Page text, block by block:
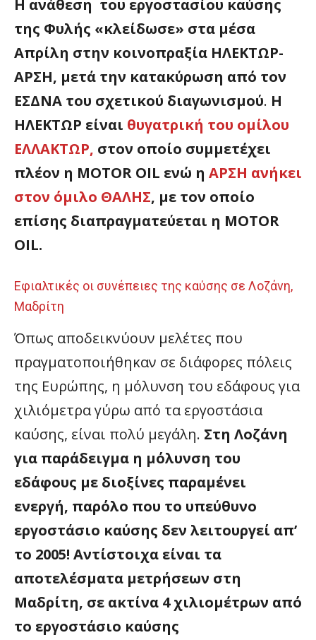
Η ανάθεση του εργοστασίου καύσης
της Φυλής «κλείδωσε» στα μέσα
Απρίλη στην κοινοπραξία ΗΛΕΚΤΩΡ-
ΑΡΣΗ, μετά την κατακύρωση από τον
ΕΣΔΝΑ του σχετικού διαγωνισμού. Η
ΗΛΕΚΤΩΡ είναι θυγατρική του ομίλου
ΕΛΛΑΚΤΩΡ, στον οποίο συμμετέχει
πλέον η MOTOR OIL ενώ η ΑΡΣΗ ανήκει
στον όμιλο ΘΑΛΗΣ, με τον οποίο
επίσης διαπραγματεύεται η MOTOR
OIL.
Εφιαλτικές οι συνέπειες της καύσης σε Λοζάνη,
Μαδρίτη
Όπως αποδεικνύουν μελέτες που
πραγματοποιήθηκαν σε διάφορες πόλεις
της Ευρώπης, η μόλυνση του εδάφους για
χιλιόμετρα γύρω από τα εργοστάσια
καύσης, είναι πολύ μεγάλη. Στη Λοζάνη
για παράδειγμα η μόλυνση του
εδάφους με διοξίνες παραμένει
ενεργή, παρόλο που το υπεύθυνο
εργοστάσιο καύσης δεν λειτουργεί απ’
το 2005! Αντίστοιχα είναι τα
αποτελέσματα μετρήσεων στη
Μαδρίτη, σε ακτίνα 4 χιλιομέτρων από
το εργοστάσιο καύσης